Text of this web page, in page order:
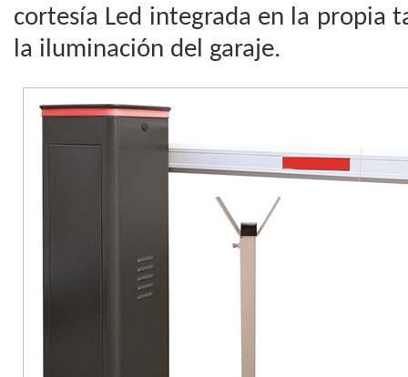
cortesía Led integrada en la propia
la iluminación del garaje.